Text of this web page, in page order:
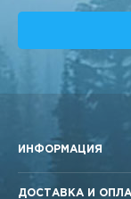
ИНФОРМАЦИЯ
ДОСТАВКА И